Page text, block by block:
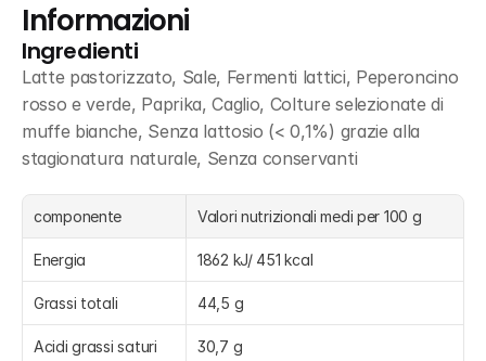
Informazioni
Ingredienti
Latte pastorizzato, Sale, Fermenti lattici, Peperoncino
rosso e verde, Paprika, Caglio, Colture selezionate di
muffe bianche, Senza lattosio (< 0,1%) grazie alla
stagionatura naturale, Senza conservanti
componente Valori nutrizionali medi per 100 g
Energia 1862 kJ/ 451 kcal
Grassi totali 44,5 g
Acidi grassi saturi 30,7 g